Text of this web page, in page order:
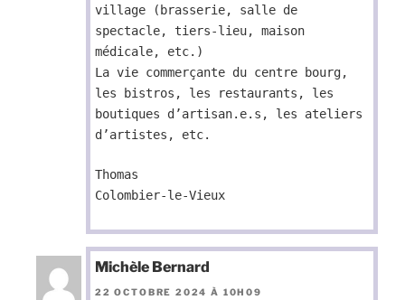
village (brasserie, salle de
spectacle, tiers-lieu, maison
médicale, etc.)
La vie commerçante du centre bourg,
les bistros, les restaurants, les
boutiques d’artisan.e.s, les ateliers
d’artistes, etc.
Thomas
Colombier-le-Vieux
Michèle Bernard
22 OCTOBRE 2024 À 10H09